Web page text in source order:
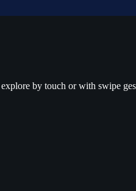
by touch or with swipe